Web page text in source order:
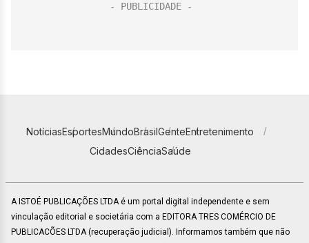
NotíciasEsportesMundoBrasilGenteEntretenimento
CidadesCiênciaSaúde
A ISTOÉ PUBLICAÇÕES LTDA é um portal digital independente e sem
vinculação editorial e societária com a EDITORA TRES COMÉRCIO DE
PUBLICACÕES LTDA (recuperação judicial). Informamos também que não